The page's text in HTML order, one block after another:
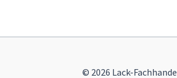
© 2026 Lack-